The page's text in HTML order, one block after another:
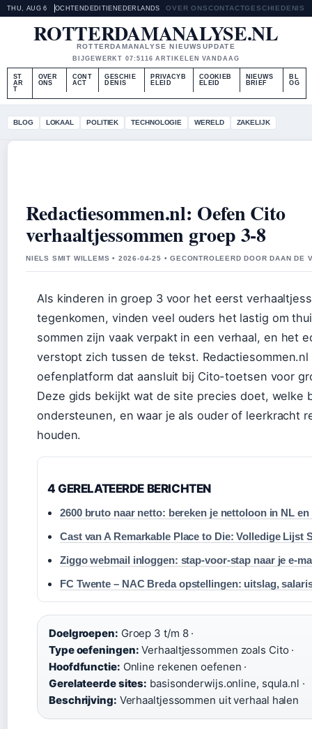
THU, AUG 6 OCHTENDEDITIE NEDERLANDS OVER ONSCONTACTGESCHIEDENIS
ROTTERDAMANALYSE.NL
ROTTERDAMANALYSE NIEUWSUPDATE
BIJGEWERKT 07:5116 ARTIKELEN VANDAAG
ST
AR
T
OVER
ONS
CONT
ACT
GESCHIE
DENIS
PRIVACYB
ELEID
COOKIEB
ELEID
NIEUWS
BRIEF
BL
OG
BLOG LOKAAL POLITIEK TECHNOLOGIE WERELD ZAKELIJK
Redactiesommen.nl: Oefen Cito
verhaaltjessommen groep 3-8
NIELS SMIT WILLEMS • 2026-04-25 • GECONTROLEERD DOOR DAAN DE
Als kinderen in groep 3 voor het eerst
tegenkomen, vinden veel ouders het lastig om
sommen zijn vaak verpakt in een verhaal, en het
verstopt zich tussen de tekst.
oefenplatform dat aansluit bij Cito-toetsen voor
Deze gids bekijkt wat de site precies doet, welke
ondersteunen, en waar je als ouder of leerkracht
houden.
4 GERELATEERDE BERICHTEN
2600 bruto naar netto: bereken je nettoloon in NL en
Cast van A Remarkable Place to Die: Volledige Lijst
Ziggo webmail inloggen: stap-voor-stap naar je e-
FC Twente – NAC Breda opstellingen: uitslag,
Doelgroepen: Groep 3 t/m 8 ·
Type oefeningen: Verhaaltjessommen zoals Cito ·
Hoofdfunctie: Online rekenen oefenen ·
Gerelateerde sites: basisonderwijs.online, squla.nl ·
Beschrijving: Verhaaltjessommen uit verhaal halen